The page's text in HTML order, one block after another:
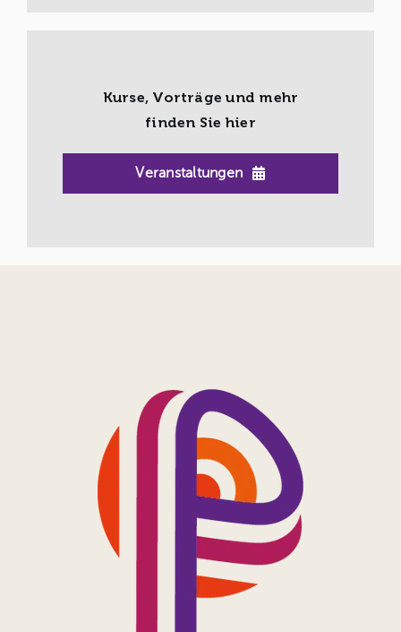
Kurse, Vorträge und mehr
finden Sie hier
Veranstaltungen